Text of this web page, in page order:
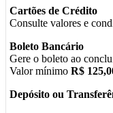
Cartões de Crédito
Consulte valores e
Boleto Bancário
Gere o boleto ao
Valor mínimo R$
Depósito ou